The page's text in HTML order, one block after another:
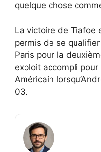
quelque chose
La victoire de Tiafoe
permis de se
Paris pour la
exploit accompli
Américain
03.